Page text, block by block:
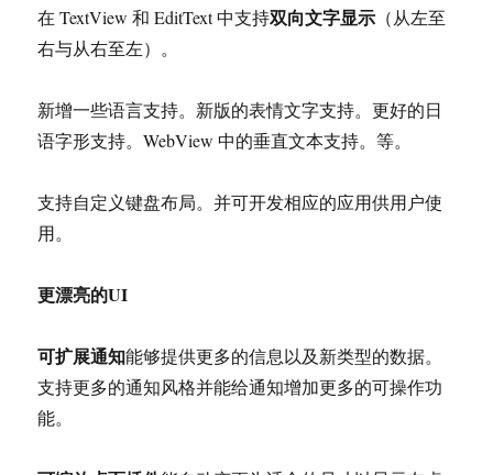
在 TextView 和 EditText 中支持双向文字显示 （从左至
右与从右至左）。
新增一些语言支持。新版的表情文字支持。更好的日
语字形支持。WebView 中的垂直文本支持。等。
支持自定义键盘布局。并可开发相应的应用供用户使
用。
更漂亮的UI
可扩展通知能够提供更多的信息以及新类型的数据。
支持更多的通知风格并能给通知增加更多的可操作功
能。